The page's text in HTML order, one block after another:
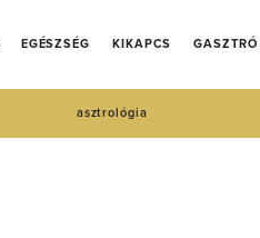
EGÉSZSÉG KIKAPCS GASZTRÓ
asztrológia